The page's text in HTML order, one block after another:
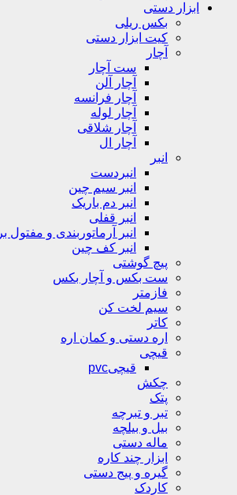
ابزار دستی
بکس ریلی
کیت ابزار دستی
آچار
ست آچار
آچار آلن
آچار فرانسه
آچار لوله
آچار شلاقی
آچار ال
انبر
انبردست
انبر سیم چین
انبر دم باریک
انبر قفلی
انبر آرماتوربندی و مفتول بر
انبر کف چین
پیچ گوشتی
ست بکس و آچار بکس
فازمتر
سیم لخت کن
کاتر
اره دستی و کمان اره
قیچی
قیچیpvc
چکش
پتک
تبر و تبرچه
بیل و بیلچه
ماله دستی
ابزار چند کاره
گیره و پیج دستی
کاردک